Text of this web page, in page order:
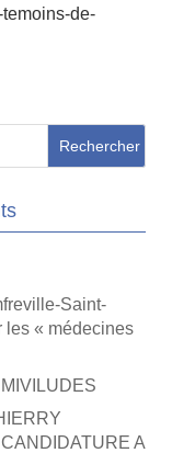
de-
Saint-
les « médecines
A